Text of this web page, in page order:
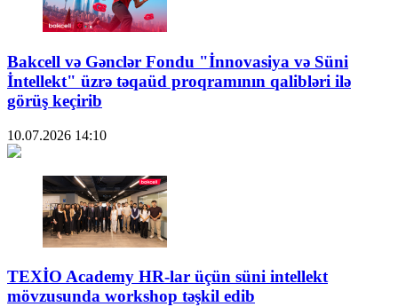
Bakcell və Gənclər Fondu "İnnovasiya və Süni
İntellekt" üzrə təqaüd proqramının qalibləri ilə
görüş keçirib
10.07.2026 14:10
TEXİO Academy HR-lar üçün süni intellekt
mövzusunda workshop təşkil edib